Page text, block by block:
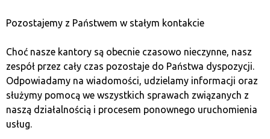
збою або втрати пристрою. Обираючи серед
зберігають ключі та паролі в базах даних
виробника.
Останнім варіантом є онлайн-сервіси,
наприклад, пропоновані інтернет-біржами
криптовалют. Вони пропонують доступ до
Pozostajemy z Państwem w stałym kontakcie
Choć nasze kantory są obecnie czasowo nieczynne, nasz
zespół przez cały czas pozostaje do Państwa dyspozycji.
Odpowiadamy na wiadomości, udzielamy informacji oraz
służymy pomocą we wszystkich sprawach związanych z
naszą działalnością i procesem ponownego uruchomienia
usług.